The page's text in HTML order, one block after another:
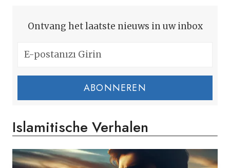
Ontvang het laatste nieuws in uw inbox
ABONNEREN
Islamitische Verhalen